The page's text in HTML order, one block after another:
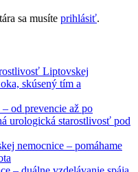
sa musíte prihlásiť.
Liptovskej
skúsený tím a
od prevencie až po
urologická starostlivosť pod
nemocnice – pomáhame